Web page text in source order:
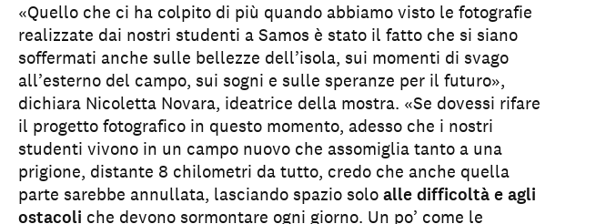
«Quello che ci ha colpito di più quando abbiamo visto le fotografie
realizzate dai nostri studenti a Samos è stato il fatto che si siano
soffermati anche sulle bellezze dell’isola, sui momenti di svago
all’esterno del campo, sui sogni e sulle speranze per il futuro»,
dichiara Nicoletta Novara, ideatrice della mostra. «Se dovessi rifare
il progetto fotografico in questo momento, adesso che i nostri
studenti vivono in un campo nuovo che assomiglia tanto a una
prigione, distante 8 chilometri da tutto, credo che anche quella
parte sarebbe annullata, lasciando spazio solo alle difficoltà e agli
ostacoli che devono sormontare ogni giorno. Un po’ come le